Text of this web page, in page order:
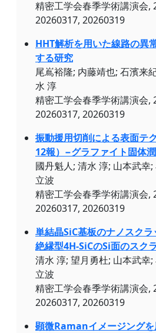
精密工学会春季学術講演会,
20260317, 20260319
HHT解析を用いた線路の異
する研究
尾嶌裕隆; 内藤靖也; 石濱来
水 淳
精密工学会春季学術講演会,
20260317, 20260319
振動援用切削による表面テ
12報）−グラファイト固体
國丹魁人; 清水 淳; 山本武幸
立波
精密工学会春季学術講演会,
20260317, 20260319
単結晶SiC基板のナノスク
絶縁型4H-SiCのSi面のスク
清水 淳; 望月勇杜; 山本武幸
立波
精密工学会春季学術講演会,
20260317, 20260319
顕微Ramanイメージング